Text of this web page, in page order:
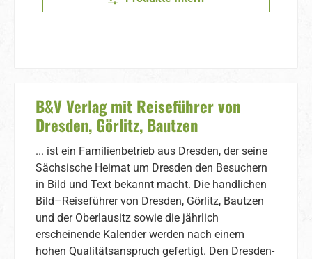
B&V Verlag mit Reiseführer von
Dresden, Görlitz, Bautzen
... ist ein Familienbetrieb aus Dresden, der seine
Sächsische Heimat um Dresden den Besuchern
in Bild und Text bekannt macht. Die handlichen
Bild–Reiseführer von Dresden, Görlitz, Bautzen
und der Oberlausitz sowie die jährlich
erscheinende Kalender werden nach einem
hohen Qualitätsanspruch gefertigt. Den Dresden-